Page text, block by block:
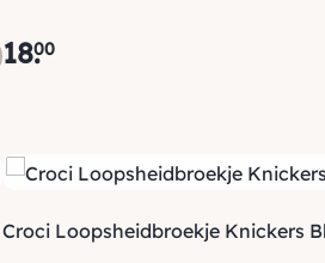
18.00
Croci Loopsheidbroekje Knickers